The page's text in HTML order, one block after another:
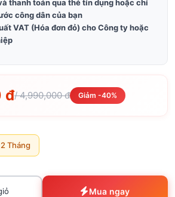
thanh toán qua thẻ tín dụng hoặc chỉ
công dân của bạn
VAT (Hóa đơn đỏ) cho Công ty hoặc
đ/ 4,990,000 đ Giảm -40%
Tháng
Mua ngay